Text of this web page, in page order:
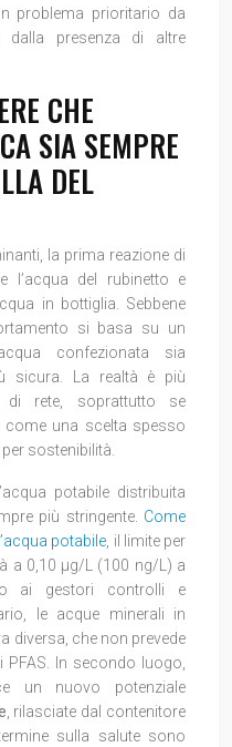
problema prioritario da
dalla presenza di altre
CHE
SIA SEMPRE
DEL
la prima reazione di
l’acqua del rubinetto e
in bottiglia. Sebbene
si basa su un
confezionata sia
sicura. La realtà è più
di rete, soprattutto se
come una scelta spesso
sostenibilità.
potabile distribuita
più stringente. Come
potabile, il limite per
a 0,10 µg/L (100 ng/L) a
ai gestori controlli e
le acque minerali in
diversa, che non prevede
In secondo luogo,
un nuovo potenziale
, rilasciate dal contenitore
sulla salute sono